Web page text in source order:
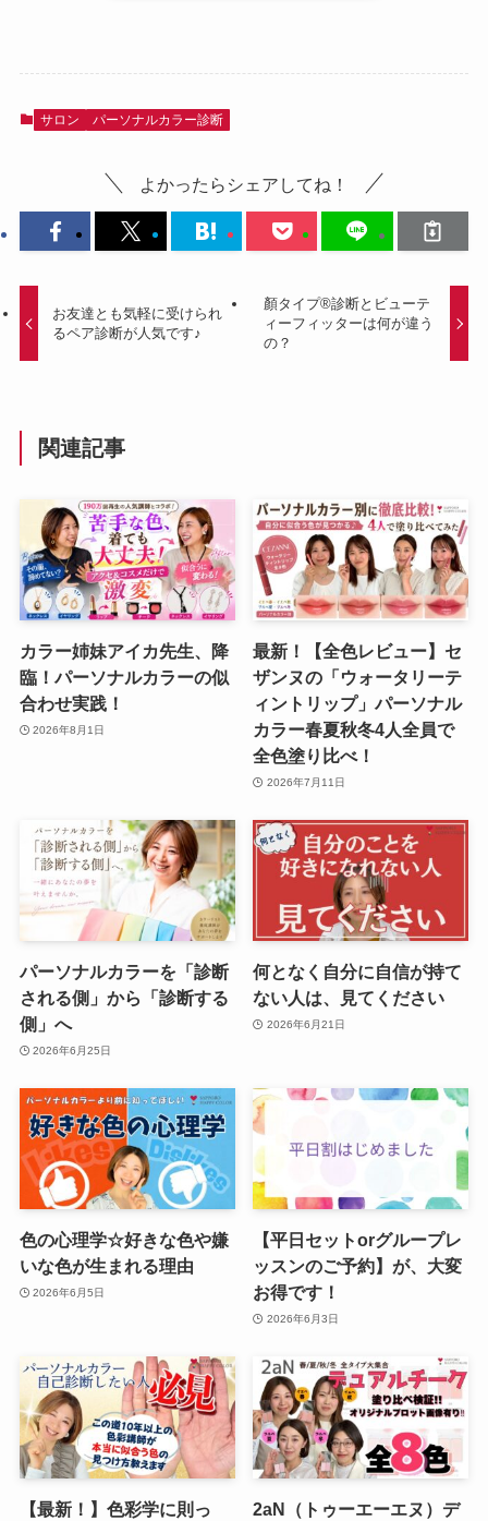
サロン パーソナルカラー診断
よかったらシェアしてね！
お友達とも気軽に受けられ
るペア診断が人気です♪
顏タイプ®診断とビューテ
ィーフィッターは何が違う
の？
関連記事
カラー姉妹アイカ先生、降
臨！パーソナルカラーの似
合わせ実践！
2026年8月1日
最新！【全色レビュー】セ
ザンヌの「ウォータリーテ
ィントリップ」パーソナル
カラー春夏秋冬4人全員で
全色塗り比べ！
2026年7月11日
パーソナルカラーを「診断
される側」から「診断する
側」へ
2026年6月25日
何となく自分に自信が持て
ない人は、見てください
2026年6月21日
色の心理学☆好きな色や嫌
いな色が生まれる理由
2026年6月5日
【平日セットorグループレ
ッスンのご予約】が、大変
お得です！
2026年6月3日
【最新！】色彩学に則っ 2aN（トゥーエーエヌ）デ